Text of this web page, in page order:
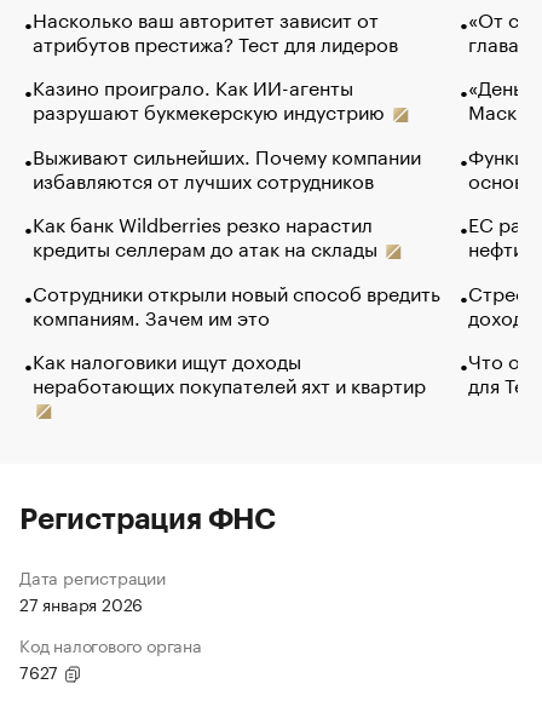
Насколько ваш авторитет зависит от
атрибутов престижа? Тест для лидеров
Казино проиграло. Как ИИ-агенты
разрушают букмекерскую индустрию
Выживают сильнейших. Почему компании
избавляются от лучших сотрудников
Как банк Wildberries резко нарастил
кредиты селлерам до атак на склады
Сотрудники открыли новый способ вредить
компаниям. Зачем им это
Как налоговики ищут доходы
неработающих покупателей яхт и квартир
«От
глава
Маск в
основ
ЕС
нефти
Что
для
Регистрация ФНС
Дата регистрации
27 января 2026
Код налогового органа
7627